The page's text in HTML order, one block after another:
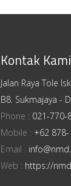
Kontak Kami
Jalan Raya Tole
B8. Sukmajaya -
Phone : 021-770-
Mobile : +62
Email :
Web : https://